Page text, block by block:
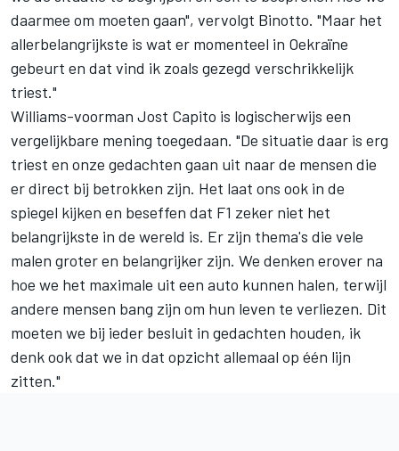
daarmee om moeten gaan", vervolgt Binotto. "Maar het
allerbelangrijkste is wat er momenteel in Oekraïne
gebeurt en dat vind ik zoals gezegd verschrikkelijk
triest."
Williams-voorman Jost Capito is logischerwijs een
vergelijkbare mening toegedaan. "De situatie daar is erg
triest en onze gedachten gaan uit naar de mensen die
er direct bij betrokken zijn. Het laat ons ook in de
spiegel kijken en beseffen dat F1 zeker niet het
belangrijkste in de wereld is. Er zijn thema's die vele
malen groter en belangrijker zijn. We denken erover na
hoe we het maximale uit een auto kunnen halen, terwijl
andere mensen bang zijn om hun leven te verliezen. Dit
moeten we bij ieder besluit in gedachten houden, ik
denk ook dat we in dat opzicht allemaal op één lijn
zitten."